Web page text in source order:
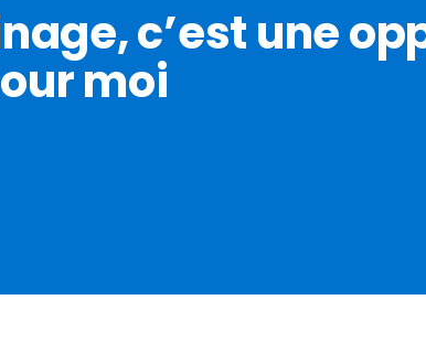
c’est une
moi